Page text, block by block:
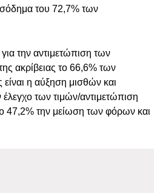
του 72,7% των
την αντιμετώπιση των
ακρίβειας το 66,6% των
η αύξηση μισθών και
των τιμών/αντιμετώπιση
47,2% την μείωση των φόρων και